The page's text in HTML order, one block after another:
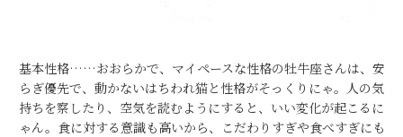
基本性格……おおらかで、マイペースな性格の牡牛座さんは、安
らぎ優先で、動かないはちわれ猫と性格がそっくりにゃ。人の気
持ちを察したり、空気を読むようにすると、いい変化が起こるに
ゃん。食に対する意識も高いから、こだわりすぎや食べすぎにも